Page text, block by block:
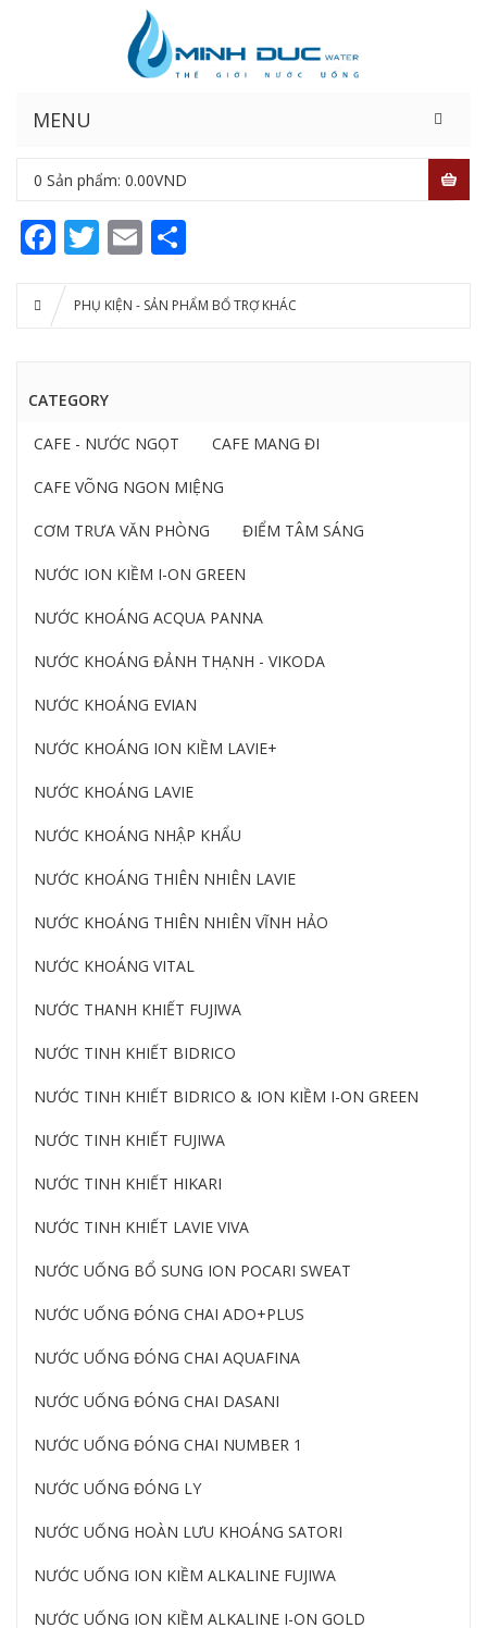
MENU
0 Sản phẩm: 0.00VND
Facebook
Twitter
Email
PHỤ KIỆN - SẢN PHẨM BỔ TRỢ KHÁC
CATEGORY
CAFE - NƯỚC NGỌT CAFE MANG ĐI
CAFE VÕNG NGON MIỆNG
CƠM TRƯA VĂN PHÒNG ĐIỂM TÂM SÁNG
NƯỚC ION KIỀM I-ON GREEN
NƯỚC KHOÁNG ACQUA PANNA
NƯỚC KHOÁNG ĐẢNH THẠNH - VIKODA
NƯỚC KHOÁNG EVIAN
NƯỚC KHOÁNG ION KIỀM LAVIE+
NƯỚC KHOÁNG LAVIE
NƯỚC KHOÁNG NHẬP KHẨU
NƯỚC KHOÁNG THIÊN NHIÊN LAVIE
NƯỚC KHOÁNG THIÊN NHIÊN VĨNH HẢO
NƯỚC KHOÁNG VITAL
NƯỚC THANH KHIẾT FUJIWA
NƯỚC TINH KHIẾT BIDRICO
NƯỚC TINH KHIẾT BIDRICO & ION KIỀM I-ON GREEN
NƯỚC TINH KHIẾT FUJIWA
NƯỚC TINH KHIẾT HIKARI
NƯỚC TINH KHIẾT LAVIE VIVA
NƯỚC UỐNG BỔ SUNG ION POCARI SWEAT
NƯỚC UỐNG ĐÓNG CHAI ADO+PLUS
NƯỚC UỐNG ĐÓNG CHAI AQUAFINA
NƯỚC UỐNG ĐÓNG CHAI DASANI
NƯỚC UỐNG ĐÓNG CHAI NUMBER 1
NƯỚC UỐNG ĐÓNG LY
NƯỚC UỐNG HOÀN LƯU KHOÁNG SATORI
NƯỚC UỐNG ION KIỀM ALKALINE FUJIWA
NƯỚC UỐNG ION KIỀM ALKALINE I-ON GOLD